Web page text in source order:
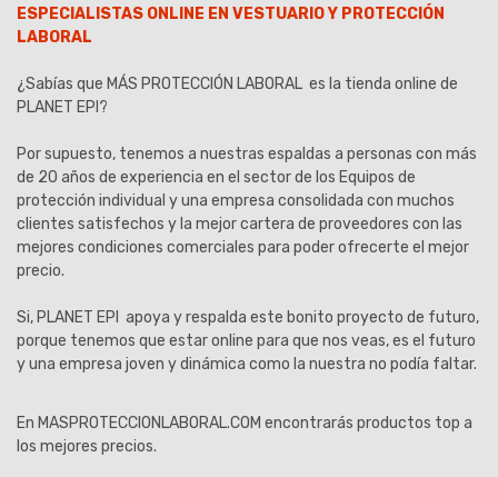
ESPECIALISTAS ONLINE EN VESTUARIO Y PROTECCIÓN
LABORAL
¿Sabías que MÁS PROTECCIÓN LABORAL es la tienda online de
PLANET EPI?
Por supuesto, tenemos a nuestras espaldas a personas con más
de 20 años de experiencia en el sector de los Equipos de
protección individual y una empresa consolidada con muchos
clientes satisfechos y la mejor cartera de proveedores con las
mejores condiciones comerciales para poder ofrecerte el mejor
precio.
Si, PLANET EPI apoya y respalda este bonito proyecto de futuro,
porque tenemos que estar online para que nos veas, es el futuro
y una empresa joven y dinámica como la nuestra no podía faltar.
En MASPROTECCIONLABORAL.COM encontrarás productos top a
los mejores precios.